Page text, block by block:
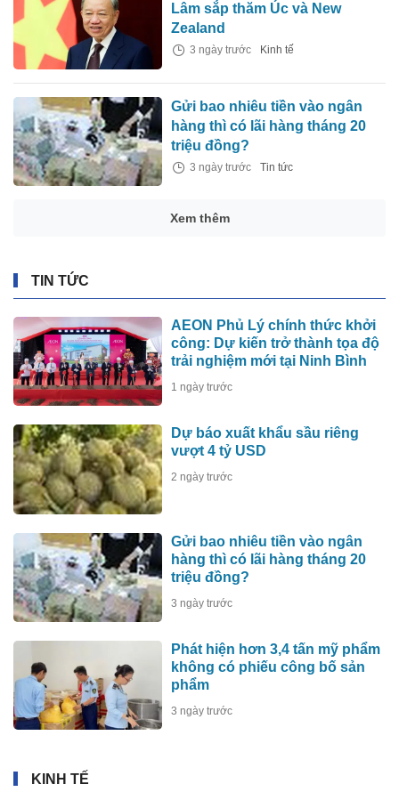
Lâm sắp thăm Úc và New
Zealand
3 ngày trước Kinh tế
Gửi bao nhiêu tiền vào ngân
hàng thì có lãi hàng tháng 20
triệu đồng?
3 ngày trước Tin tức
Xem thêm
TIN TỨC
AEON Phủ Lý chính thức khởi
công: Dự kiến trở thành tọa độ
trải nghiệm mới tại Ninh Bình
1 ngày trước
Dự báo xuất khẩu sầu riêng
vượt 4 tỷ USD
2 ngày trước
Gửi bao nhiêu tiền vào ngân
hàng thì có lãi hàng tháng 20
triệu đồng?
3 ngày trước
Phát hiện hơn 3,4 tấn mỹ phẩm
không có phiếu công bố sản
phẩm
3 ngày trước
KINH TẾ